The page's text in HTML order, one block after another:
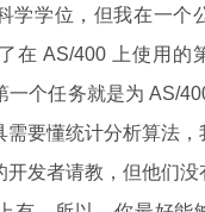
学学位，但我在一个
在 AS/400 上使用的
一个任务就是为 AS/
需要懂统计分析算法，
开发者请教，但他们没